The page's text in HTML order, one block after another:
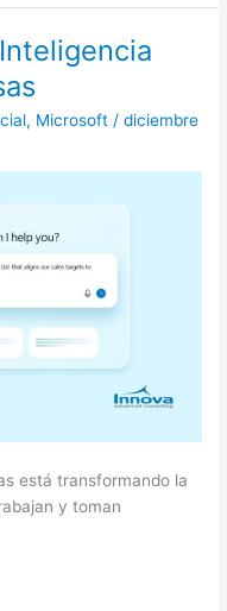
, Microsoft /diciembre
está transformando la
y toman